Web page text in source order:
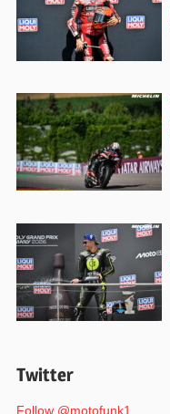
Twitter
Follow @motofunk1